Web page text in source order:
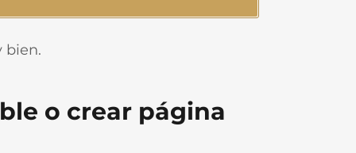
bien.
o crear página